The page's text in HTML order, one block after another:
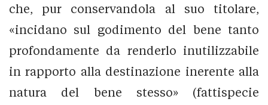
che, pur conservandola al suo titolare,
«incidano sul godimento del bene tanto
profondamente da renderlo inutilizzabile
in rapporto alla destinazione inerente alla
natura del bene stesso» (fattispecie